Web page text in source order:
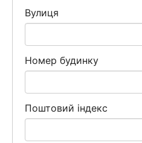
Вулиця
Номер будинку
Поштовий індекс